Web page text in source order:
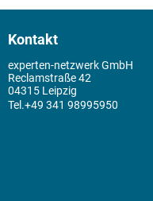
Kontakt
experten-netzwerk GmbH
Reclamstraße 42
04315 Leipzig
+49 341 98995950